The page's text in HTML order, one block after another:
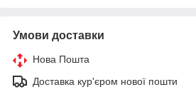
Умови доставки
Нова Пошта
Доставка кур'єром нової пошти